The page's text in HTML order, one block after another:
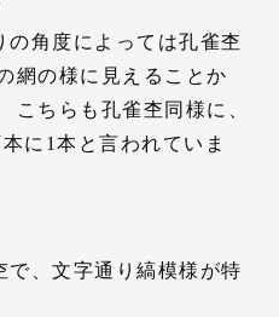
角度によっては孔雀杢
網の様に見えることか
こちらも孔雀杢同様に、
に1本と言われていま
で、文字通り縞模様が特